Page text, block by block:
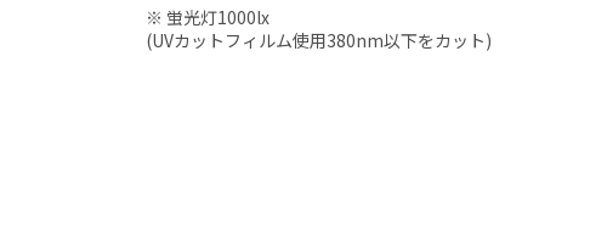
※ 蛍光灯1000lx
(UVカットフィルム使用380nm以下をカット)